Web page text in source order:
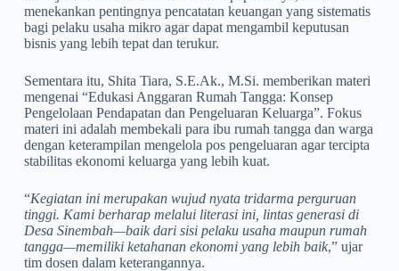
menekankan pentingnya pencatatan keuangan yang sistematis
bagi pelaku usaha mikro agar dapat mengambil keputusan
bisnis yang lebih tepat dan terukur.
Sementara itu, Shita Tiara, S.E.Ak., M.Si. memberikan materi
mengenai “Edukasi Anggaran Rumah Tangga: Konsep
Pengelolaan Pendapatan dan Pengeluaran Keluarga”. Fokus
materi ini adalah membekali para ibu rumah tangga dan warga
dengan keterampilan mengelola pos pengeluaran agar tercipta
stabilitas ekonomi keluarga yang lebih kuat.
“Kegiatan ini merupakan wujud nyata tridarma perguruan
tinggi. Kami berharap melalui literasi ini, lintas generasi di
Desa Sinembah—baik dari sisi pelaku usaha maupun rumah
tangga—memiliki ketahanan ekonomi yang lebih baik,” ujar
tim dosen dalam keterangannya.